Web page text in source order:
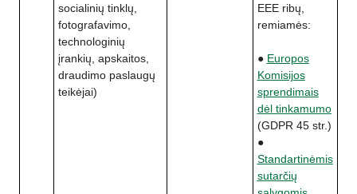
socialinių tinklų,
fotografavimo,
technologinių
įrankių, apskaitos,
draudimo paslaugų
teikėjai)
EEE ribų,
remiamės:
● Europos
Komisijos
sprendimais
dėl tinkamumo
(GDPR 45 str.)
●
Standartinėmis
sutarčių